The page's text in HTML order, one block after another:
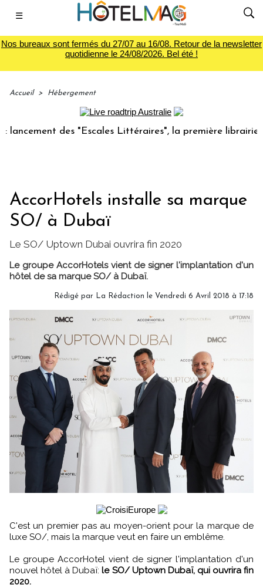
☰
Nos bureaux sont fermés du 27/07 au 16/08. Retour de la newsletter
quotidienne le 24/08/2026. Bel été !
Accueil > Hébergement
des "Escales Littéraires", la première librairie du
AccorHotels installe sa marque
SO/ à Dubaï
Le SO/ Uptown Dubai ouvrira fin 2020
Le groupe AccorHotels vient de signer l'implantation d'un
hôtel de sa marque SO/ à Dubaï.
Rédigé par La Rédaction le Vendredi 6 Avril 2018 à 17:18
C'est un premier pas au moyen-orient pour la marque de
luxe SO/, mais la marque veut en faire un emblême.
Le groupe AccorHotel vient de signer l'implantation d'un
nouvel hôtel à Dubaï:le SO/ Uptown Dubaï, qui ouvrira fin
2020.